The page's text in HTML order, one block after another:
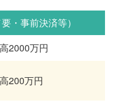
・事前決済等）
2000万円
200万円